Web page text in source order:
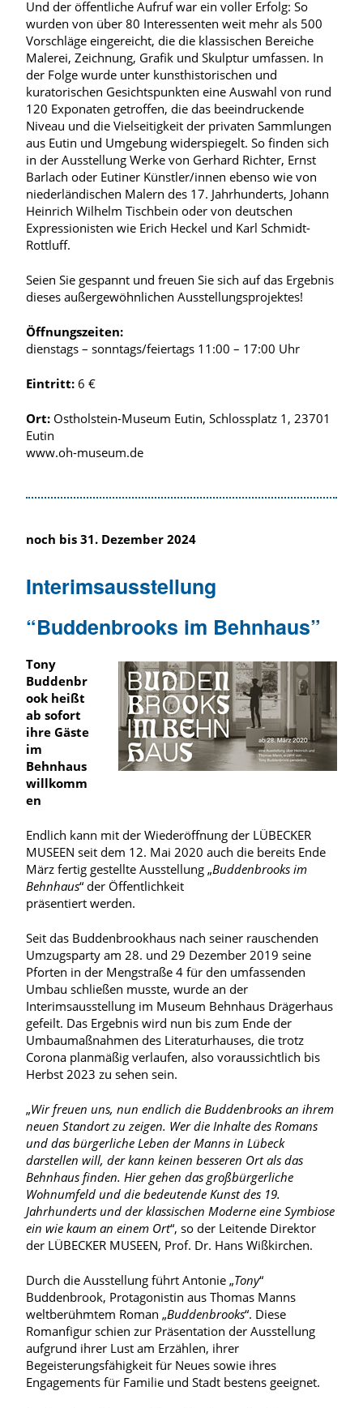
Und der öffentliche Aufruf war ein voller Erfolg: So
wurden von über 80 Interessenten weit mehr als 500
Vorschläge eingereicht, die die klassischen Bereiche
Malerei, Zeichnung, Grafik und Skulptur umfassen. In
der Folge wurde unter kunsthistorischen und
kuratorischen Gesichtspunkten eine Auswahl von rund
120 Exponaten getroffen, die das beeindruckende
Niveau und die Vielseitigkeit der privaten Sammlungen
aus Eutin und Umgebung widerspiegelt. So finden sich
in der Ausstellung Werke von Gerhard Richter, Ernst
Barlach oder Eutiner Künstler/innen ebenso wie von
niederländischen Malern des 17. Jahrhunderts, Johann
Heinrich Wilhelm Tischbein oder von deutschen
Expressionisten wie Erich Heckel und Karl Schmidt-
Rottluff.
Seien Sie gespannt und freuen Sie sich auf das Ergebnis
dieses außergewöhnlichen Ausstellungsprojektes!
Öffnungszeiten:
dienstags – sonntags/feiertags 11:00 – 17:00 Uhr
Eintritt: 6 €
Ort: Ostholstein-Museum Eutin, Schlossplatz 1, 23701
Eutin
www.oh-museum.de
noch bis 31. Dezember 2024
Interimsausstellung
“Buddenbrooks im Behnhaus”
Tony
Buddenbr
ook heißt
ab sofort
ihre Gäste
im
Behnhaus
willkomm
en
Endlich kann mit der Wiederöffnung der LÜBECKER
MUSEEN seit dem 12. Mai 2020 auch die bereits Ende
März fertig gestellte Ausstellung „Buddenbrooks im
Behnhaus“ der Öffentlichkeit
präsentiert werden.
Seit das Buddenbrookhaus nach seiner rauschenden
Umzugsparty am 28. und 29 Dezember 2019 seine
Pforten in der Mengstraße 4 für den umfassenden
Umbau schließen musste, wurde an der
Interimsausstellung im Museum Behnhaus Drägerhaus
gefeilt. Das Ergebnis wird nun bis zum Ende der
Umbaumaßnahmen des Literaturhauses, die trotz
Corona planmäßig verlaufen, also voraussichtlich bis
Herbst 2023 zu sehen sein.
„Wir freuen uns, nun endlich die Buddenbrooks an ihrem
neuen Standort zu zeigen. Wer die Inhalte des Romans
und das bürgerliche Leben der Manns in Lübeck
darstellen will, der kann keinen besseren Ort als das
Behnhaus finden. Hier gehen das großbürgerliche
Wohnumfeld und die bedeutende Kunst des 19.
Jahrhunderts und der klassischen Moderne eine Symbiose
ein wie kaum an einem Ort“, so der Leitende Direktor
der LÜBECKER MUSEEN, Prof. Dr. Hans Wißkirchen.
Durch die Ausstellung führt Antonie „Tony“
Buddenbrook, Protagonistin aus Thomas Manns
weltberühmtem Roman „Buddenbrooks“. Diese
Romanfigur schien zur Präsentation der Ausstellung
aufgrund ihrer Lust am Erzählen, ihrer
Begeisterungsfähigkeit für Neues sowie ihres
Engagements für Familie und Stadt bestens geeignet.